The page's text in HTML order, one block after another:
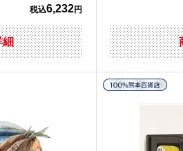
税込6,232円
細